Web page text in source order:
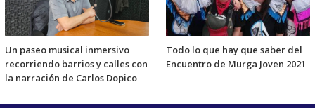
Un paseo musical inmersivo
recorriendo barrios y calles con
la narración de Carlos Dopico
Todo lo que hay que saber del
Encuentro de Murga Joven 2021